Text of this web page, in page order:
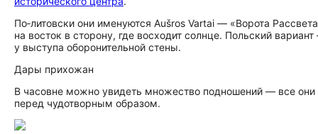
По‑литовски они именуются Aušros Vartai — «Ворота
на восток в сторону, где восходит солнце. Польский
у выступа оборонительной стены.
Дары прихожан
В часовне можно увидеть множество подношений — все они
перед чудотворным образом.